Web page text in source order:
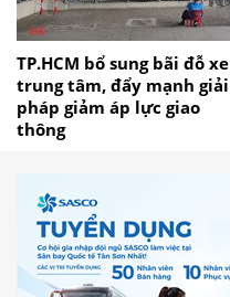
TP.HCM bổ sung bãi đỗ xe
trung tâm, đẩy mạnh giải
pháp giảm áp lực giao
thông